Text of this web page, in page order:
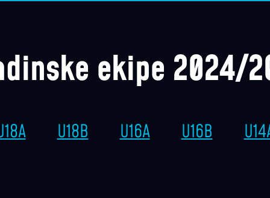
ekipe 2024/
U18B U16A U16B